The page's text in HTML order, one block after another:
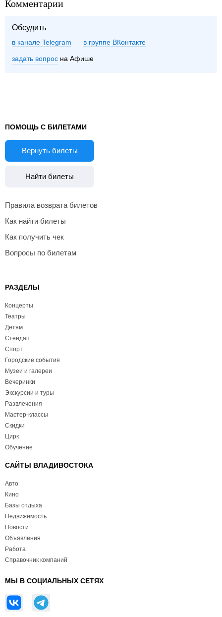
Комментарии
Обсудить
в канале Telegram группе ВКонтакте
задать вопрос на Афише
ПОМОЩЬ С БИЛЕТАМИ
Вернуть билеты
Найти билеты
Правила возврата билетов
Как найти билеты
Как получить чек
Вопросы по билетам
РАЗДЕЛЫ
Концерты
Театры
Детям
Стендап
Спорт
Городские события
Музеи и галереи
Вечеринки
Экскурсии и туры
Развлечения
Мастер-классы
Скидки
Цирк
Обучение
САЙТЫ ВЛАДИВОСТОКА
Авто
Кино
Базы отдыха
Недвижимость
Новости
Объявления
Работа
Справочник компаний
МЫ В СОЦИАЛЬНЫХ СЕТЯХ